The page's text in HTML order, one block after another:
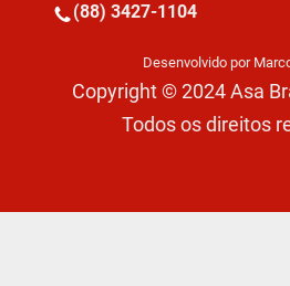
(88) 3427-1104
Desenvolvido por
Copyright © 2024 Asa
Todos os direitos